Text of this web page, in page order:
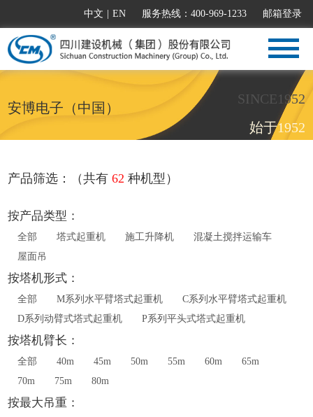
中文 EN 服务热线：400-969-1233 邮箱登录
安博电子（中国）
SINCE1952
始于1952
产品筛选：（共有62 种机型）
按产品类型：
全部 塔式起重机 施工升降机
混凝土搅拌运输车
屋面吊
按塔机形式：
全部 M系列水平臂塔式起重机
C系列水平臂塔式起重机
D系列动臂式塔式起重机
P系列平头式塔式起重机
按塔机臂长：
全部 40m 45m 50m 55m 60m
65m
70m
75m 80m
按最大吊重：